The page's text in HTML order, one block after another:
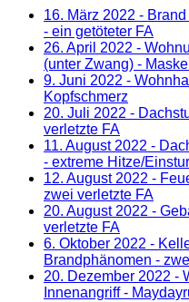
16. März 2022 -
- ein getöteter FA
26. April 2022 -
(unter Zwang) -
9. Juni 2022 -
Kopfschmerz
20. Juli 2022 -
verletzte FA
11. August 2022 -
- extreme Hitze/
12. August 2022 -
zwei verletzte FA
20. August 2022 -
verletzte FA
6. Oktober 2022 -
Brandphänomen -
20. Dezember 2022 -
Innenangriff -